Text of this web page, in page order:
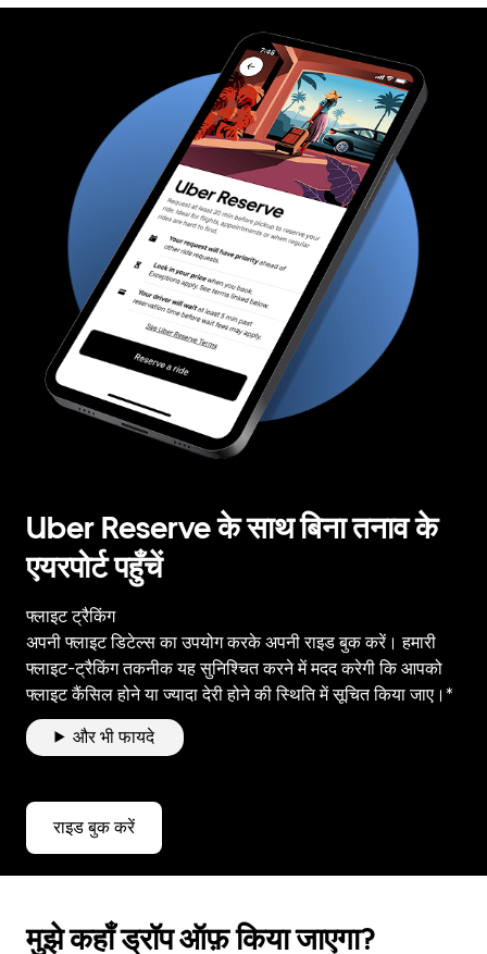
Uber Reserve के साथ बिना तनाव के
एयरपोर्ट पहुँचें
फ्लाइट ट्रैकिंग
अपनी फ्लाइट डिटेल्स का उपयोग करके अपनी राइड बुक करें। हमारी
फ्लाइट-ट्रैकिंग तकनीक यह सुनिश्चित करने में मदद करेगी कि आपको
फ्लाइट कैंसिल होने या ज्यादा देरी होने की स्थिति में सूचित किया जाए।*
और भी फायदे
राइड बुक करें
मुझे कहाँ ड्रॉप ऑफ़ किया जाएगा?